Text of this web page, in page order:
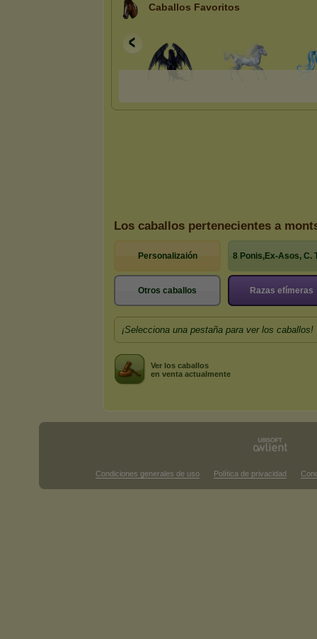
Caballos Favoritos
Los caballos pertenecientes a
Personalizaión 8 Ponis,Ex-Asos, C.
Otros caballos Razas efímeras
¡Selecciona una pestaña para ver los caballos!
Ver los caballos
en venta actualmente
Condiciones generales de uso Política de privacidad